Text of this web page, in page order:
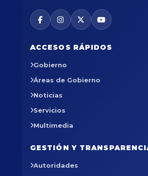
ACCESOS RÁPIDOS
Gobierno
Áreas de Gobierno
Noticias
Servicios
Multimedia
GESTIÓN Y
Autoridades